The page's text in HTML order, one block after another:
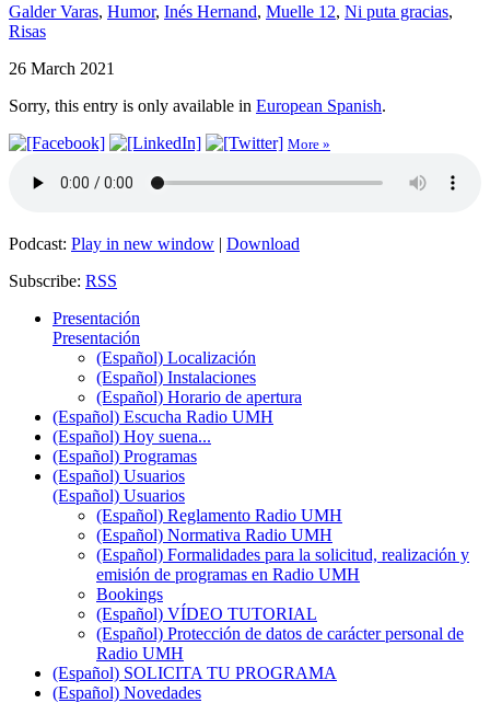
Galder Varas, Humor, Inés Hernand, Muelle 12, Ni puta gracias,
Risas
26 March 2021
Sorry, this entry is only available in European Spanish.
More »
Podcast: Play in new window | Download
Subscribe: RSS
Presentación
Presentación
(Español) Localización
(Español) Instalaciones
(Español) Horario de apertura
(Español) Escucha Radio UMH
(Español) Hoy suena...
(Español) Programas
(Español) Usuarios
(Español) Usuarios
(Español) Reglamento Radio UMH
(Español) Normativa Radio UMH
(Español) Formalidades para la solicitud, realización y
emisión de programas en Radio UMH
Bookings
(Español) VÍDEO TUTORIAL
(Español) Protección de datos de carácter personal de
Radio UMH
(Español) SOLICITA TU PROGRAMA
(Español) Novedades